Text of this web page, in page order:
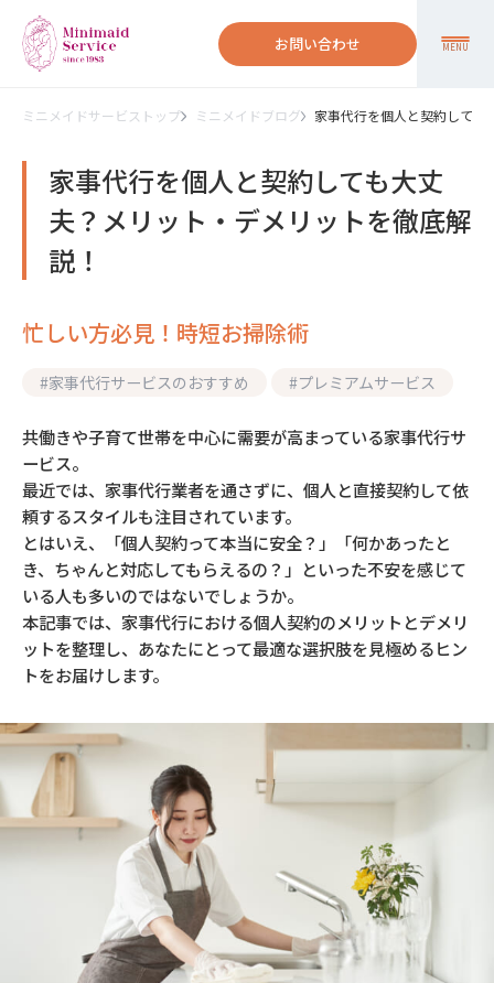
お問い合わせ MENU
ミニメイドサービストップ ミニメイドブログ 家事代行を個人と契約しても
家事代行を個人と契約しても大丈
夫？メリット・デメリットを徹底解
説！
忙しい方必見！時短お掃除術
#家事代行サービスのおすすめ #プレミアムサービス
共働きや子育て世帯を中心に需要が高まっている家事代行サ
ービス。
最近では、家事代行業者を通さずに、個人と直接契約して依
頼するスタイルも注目されています。
とはいえ、「個人契約って本当に安全？」「何かあったと
き、ちゃんと対応してもらえるの？」といった不安を感じて
いる人も多いのではないでしょうか。
本記事では、家事代行における個人契約のメリットとデメリ
ットを整理し、あなたにとって最適な選択肢を見極めるヒン
トをお届けします。